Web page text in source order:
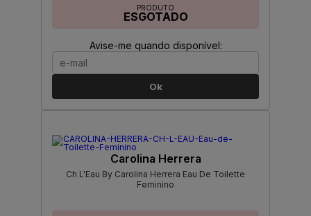
PRODUTO
ESGOTADO
Avise-me quando disponível:
Ok
Carolina Herrera
Ch L'Eau By Carolina Herrera Eau De Toilette
Feminino